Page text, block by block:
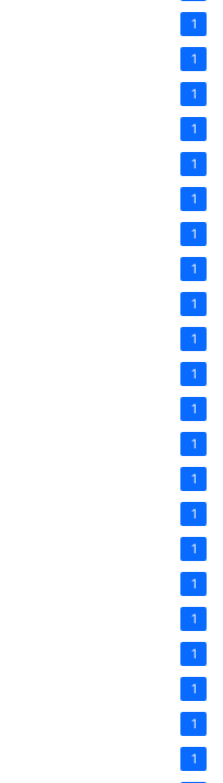
1
1
1
1
1
1
1
1
1
1
1
1
1
1
1
1
1
1
1
1
1
1